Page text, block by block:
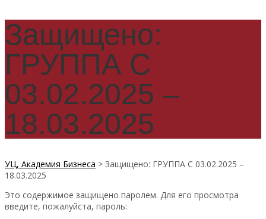
Защищено:
ГРУППА С
03.02.2025 –
18.03.2025
УЦ, Академия Бизнеса > Защищено: ГРУППА С 03.02.2025 –
18.03.2025
Это содержимое защищено паролем. Для его просмотра
введите, пожалуйста, пароль: